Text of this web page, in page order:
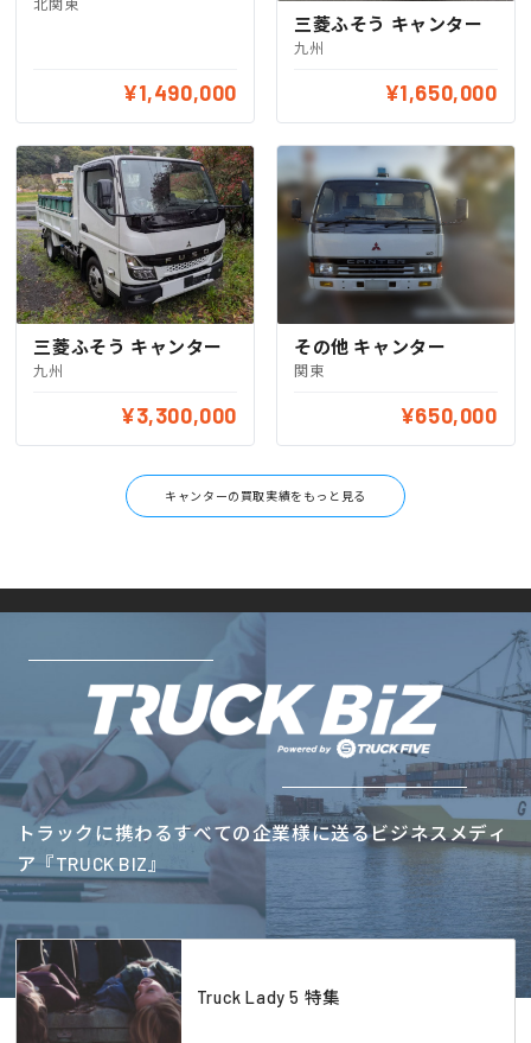
¥1,490,000
三菱ふそう キャンター
九州
¥1,650,000
三菱ふそう キャンター
九州
¥3,300,000
その他 キャンター
関東
¥650,000
キャンターの買取実績をもっと見る
トラックに携わるすべての企業様に送るビジネスメディ
ア『TRUCK BIZ』
Truck Lady 5 特集